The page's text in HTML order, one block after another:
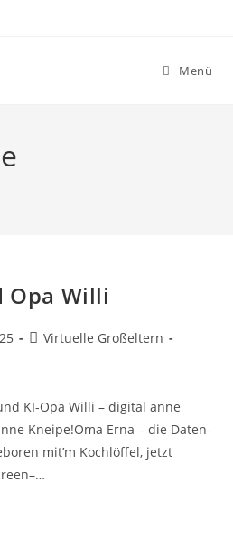
Menü
Opa Willi
Virtuelle Großeltern
KI-Opa Willi – digital anne
Kneipe!Oma Erna – die Daten-
mit’m Kochlöffel, jetzt